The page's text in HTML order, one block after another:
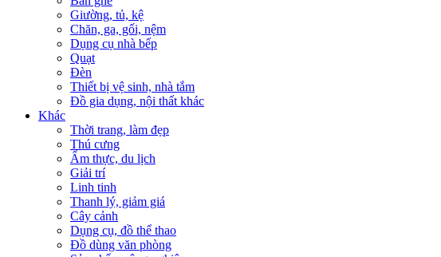
Giường, tủ, kệ
Chăn, ga, gối, nệm
Dụng cụ nhà bếp
Quạt
Đèn
Thiết bị vệ sinh, nhà tắm
Đồ gia dụng, nội thất khác
Khác
Thời trang, làm đẹp
Thú cưng
Ẩm thực, du lịch
Giải trí
Linh tinh
Thanh lý, giảm giá
Cây cảnh
Dụng cụ, đồ thể thao
Đồ dùng văn phòng